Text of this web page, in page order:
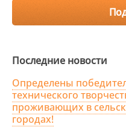
Последние новости
Определены
технического
проживающих в
городах!